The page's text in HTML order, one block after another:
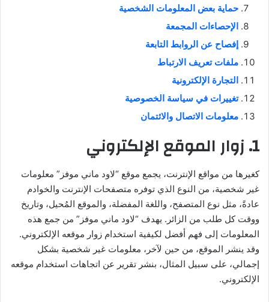
حماية بعض المعلومات الشخصية
الإحصاءات المجمعة
إفصاح عن الروابط التابعة
ملفات تعريف الارتباط
التجارة الإلكترونية
تغييرات في سياسة الخصوصية
معلومات الاتصال والائتمان
1. زوار الموقع الإلكتروني
كغيرها من مواقع الإنترنت، يجمع موقع “لاود ماني موفز” معلومات
غير شخصية، من النوع الذي توفره متصفحات الإنترنت والخوادم
عادةً، مثل نوع المتصفح، واللغة المفضلة، والموقع المُحيل، وتاريخ
ووقت كل طلب من الزائر. يهدف “لاود ماني موفز” من جمع هذه
المعلومات إلى فهم أفضل لكيفية استخدام زوار موقعه الإلكتروني.
وقد ينشر الموقع، من حين لآخر، معلومات غير شخصية بشكل
إجمالي، على سبيل المثال، بنشر تقرير عن اتجاهات استخدام موقعه
الإلكتروني.